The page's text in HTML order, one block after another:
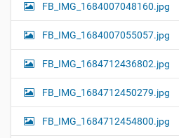
FB_IMG_1684007048160.jpg
FB_IMG_1684007055057.jpg
FB_IMG_1684712436802.jpg
FB_IMG_1684712450279.jpg
FB_IMG_1684712454800.jpg